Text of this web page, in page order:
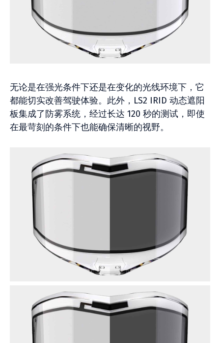
无论是在强光条件下还是在变化的光线环境下，它
都能切实改善驾驶体验。此外，LS2 IRID 动态遮阳
板集成了防雾系统，经过长达 120 秒的测试，即使
在最苛刻的条件下也能确保清晰的视野。